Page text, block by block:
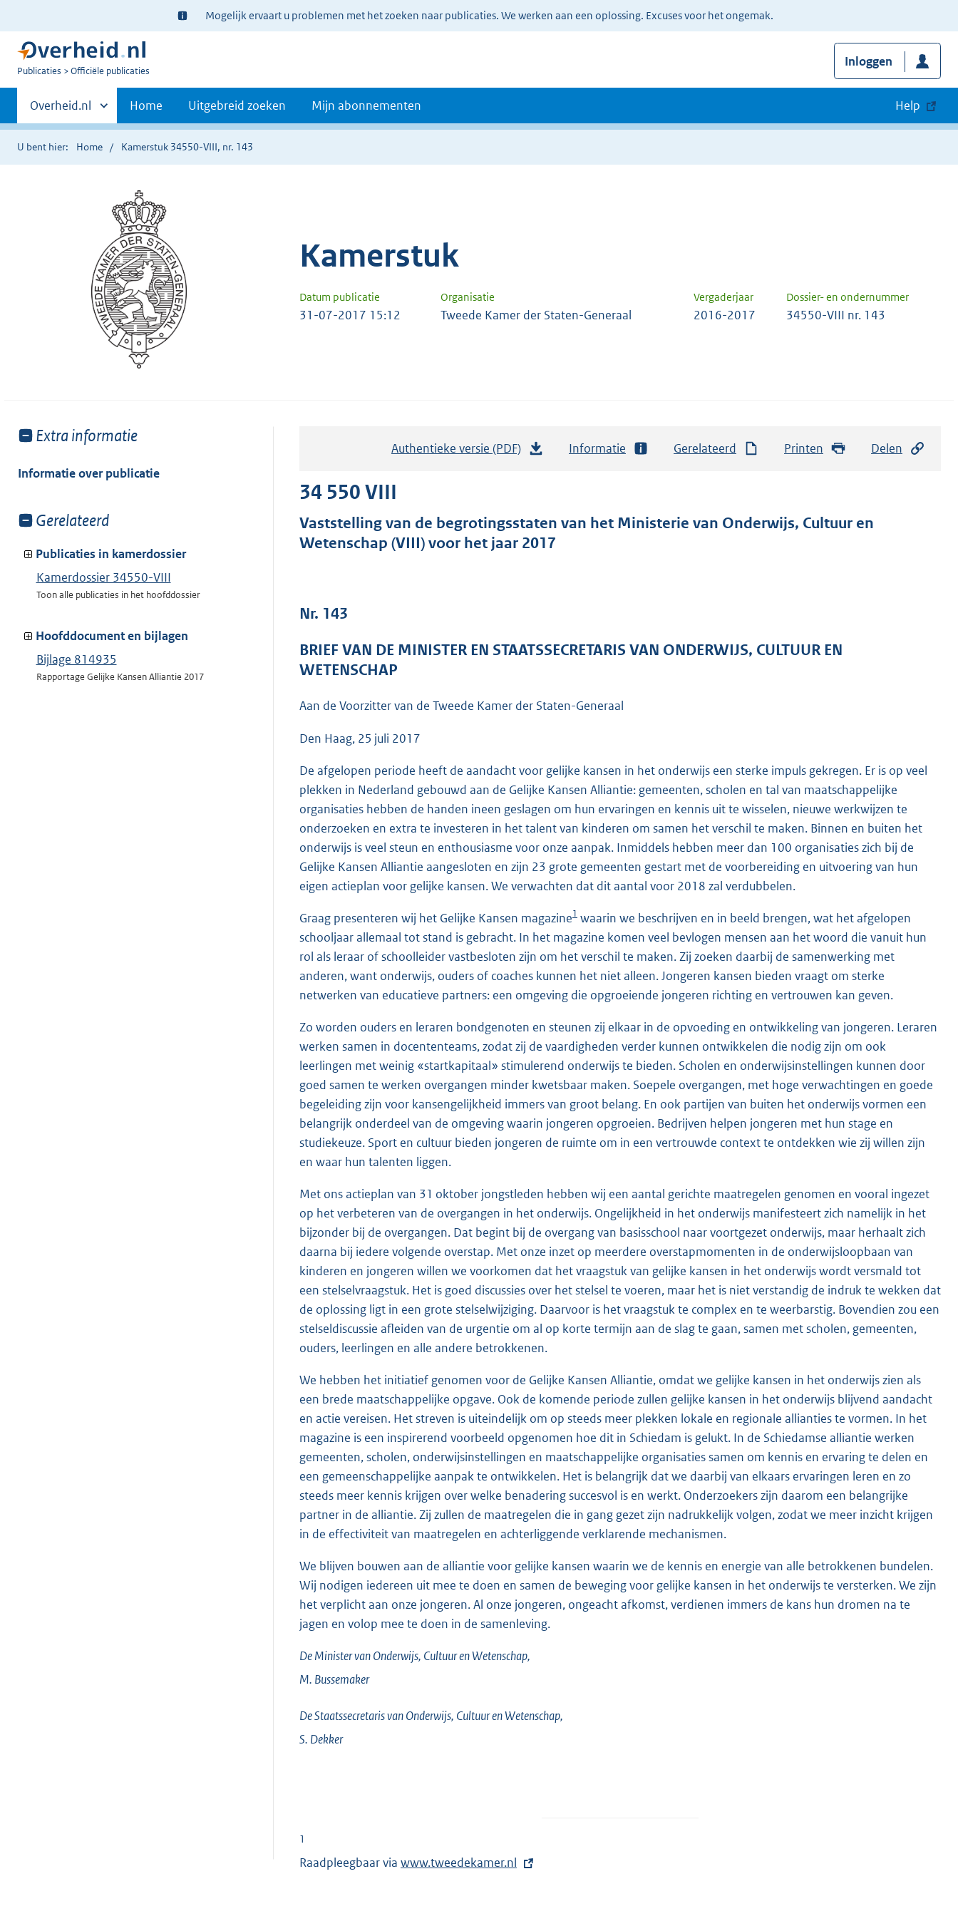
Ter
informatie:
Mogelijk ervaart u problemen met het zoeken naar publicaties. We werken aan een oplossing. Excuses voor het ongemak.
U
Publicaties Officiële publicaties
Inloggen
Primaire
navigatie
Andere
sites
binnen
Overheid.nl Home Uitgebreid zoeken Mijn abonnementen Help
U bent hier: Home Kamerstuk 34550-VIII, nr. 143
Kamerstuk
Datum publicatie Organisatie Vergaderjaar Dossier- en ondernummer
31-07-2017 15:12 Tweede Kamer der Staten-Generaal 2016-2017 34550-VIII nr. 143
Toon
van:
Extra informatie
Informatie over publicatie
Toon
van:
Gerelateerd
Publicaties in kamerdossier
Kamerdossier 34550-VIII
Toon alle publicaties in het hoofddossier
Hoofddocument en bijlagen
Bijlage 814935
Rapportage Gelijke Kansen Alliantie 2017
Authentieke versie (PDF)
a
n
o
o
t
0
K
b
Informatie Gerelateerd Printen Delen
34 550 VIII
Vaststelling van de begrotingsstaten van het Ministerie van Onderwijs, Cultuur en
Wetenschap (VIII) voor het jaar 2017
Nr. 143
BRIEF VAN DE MINISTER EN STAATSSECRETARIS VAN ONDERWIJS, CULTUUR EN
WETENSCHAP
Aan de Voorzitter van de Tweede Kamer der Staten-Generaal
Den Haag, 25 juli 2017
De afgelopen periode heeft de aandacht voor gelijke kansen in het onderwijs een sterke impuls gekregen. Er is op veel
plekken in Nederland gebouwd aan de Gelijke Kansen Alliantie: gemeenten, scholen en tal van maatschappelijke
organisaties hebben de handen ineen geslagen om hun ervaringen en kennis uit te wisselen, nieuwe werkwijzen te
onderzoeken en extra te investeren in het talent van kinderen om samen het verschil te maken. Binnen en buiten het
onderwijs is veel steun en enthousiasme voor onze aanpak. Inmiddels hebben meer dan 100 organisaties zich bij de
Gelijke Kansen Alliantie aangesloten en zijn 23 grote gemeenten gestart met de voorbereiding en uitvoering van hun
eigen actieplan voor gelijke kansen. We verwachten dat dit aantal voor 2018 zal verdubbelen.
Graag presenteren wij het Gelijke Kansen magazine1 waarin we beschrijven en in beeld brengen, wat het afgelopen
schooljaar allemaal tot stand is gebracht. In het magazine komen veel bevlogen mensen aan het woord die vanuit hun
rol als leraar of schoolleider vastbesloten zijn om het verschil te maken. Zij zoeken daarbij de samenwerking met
anderen, want onderwijs, ouders of coaches kunnen het niet alleen. Jongeren kansen bieden vraagt om sterke
netwerken van educatieve partners: een omgeving die opgroeiende jongeren richting en vertrouwen kan geven.
Zo worden ouders en leraren bondgenoten en steunen zij elkaar in de opvoeding en ontwikkeling van jongeren. Leraren
werken samen in docententeams, zodat zij de vaardigheden verder kunnen ontwikkelen die nodig zijn om ook
leerlingen met weinig «startkapitaal» stimulerend onderwijs te bieden. Scholen en onderwijsinstellingen kunnen door
goed samen te werken overgangen minder kwetsbaar maken. Soepele overgangen, met hoge verwachtingen en goede
begeleiding zijn voor kansengelijkheid immers van groot belang. En ook partijen van buiten het onderwijs vormen een
belangrijk onderdeel van de omgeving waarin jongeren opgroeien. Bedrijven helpen jongeren met hun stage en
studiekeuze. Sport en cultuur bieden jongeren de ruimte om in een vertrouwde context te ontdekken wie zij willen zijn
en waar hun talenten liggen.
Met ons actieplan van 31 oktober jongstleden hebben wij een aantal gerichte maatregelen genomen en vooral ingezet
op het verbeteren van de overgangen in het onderwijs. Ongelijkheid in het onderwijs manifesteert zich namelijk in het
bijzonder bij de overgangen. Dat begint bij de overgang van basisschool naar voortgezet onderwijs, maar herhaalt zich
daarna bij iedere volgende overstap. Met onze inzet op meerdere overstapmomenten in de onderwijsloopbaan van
kinderen en jongeren willen we voorkomen dat het vraagstuk van gelijke kansen in het onderwijs wordt versmald tot
een stelselvraagstuk. Het is goed discussies over het stelsel te voeren, maar het is niet verstandig de indruk te wekken dat
de oplossing ligt in een grote stelselwijziging. Daarvoor is het vraagstuk te complex en te weerbarstig. Bovendien zou een
stelseldiscussie afleiden van de urgentie om al op korte termijn aan de slag te gaan, samen met scholen, gemeenten,
ouders, leerlingen en alle andere betrokkenen.
We hebben het initiatief genomen voor de Gelijke Kansen Alliantie, omdat we gelijke kansen in het onderwijs zien als
een brede maatschappelijke opgave. Ook de komende periode zullen gelijke kansen in het onderwijs blijvend aandacht
en actie vereisen. Het streven is uiteindelijk om op steeds meer plekken lokale en regionale allianties te vormen. In het
magazine is een inspirerend voorbeeld opgenomen hoe dit in Schiedam is gelukt. In de Schiedamse alliantie werken
gemeenten, scholen, onderwijsinstellingen en maatschappelijke organisaties samen om kennis en ervaring te delen en
een gemeenschappelijke aanpak te ontwikkelen. Het is belangrijk dat we daarbij van elkaars ervaringen leren en zo
steeds meer kennis krijgen over welke benadering succesvol is en werkt. Onderzoekers zijn daarom een belangrijke
partner in de alliantie. Zij zullen de maatregelen die in gang gezet zijn nadrukkelijk volgen, zodat we meer inzicht krijgen
in de effectiviteit van maatregelen en achterliggende verklarende mechanismen.
We blijven bouwen aan de alliantie voor gelijke kansen waarin we de kennis en energie van alle betrokkenen bundelen.
Wij nodigen iedereen uit mee te doen en samen de beweging voor gelijke kansen in het onderwijs te versterken. We zijn
het verplicht aan onze jongeren. Al onze jongeren, ongeacht afkomst, verdienen immers de kans hun dromen na te
jagen en volop mee te doen in de samenleving.
De Minister van Onderwijs, Cultuur en Wetenschap,
M. Bussemaker
De Staatssecretaris van Onderwijs, Cultuur en Wetenschap,
S. Dekker
1
Raadpleegbaar via E
www.tweedekamer.nl